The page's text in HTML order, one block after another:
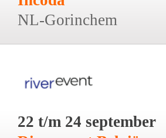
NL-Gorinchem
22 t/m 24 september